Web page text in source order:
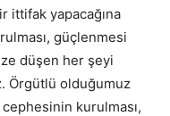
ittifak yapacağına
güçlenmesi
düşen her şeyi
Örgütlü olduğumuz
kurulması,